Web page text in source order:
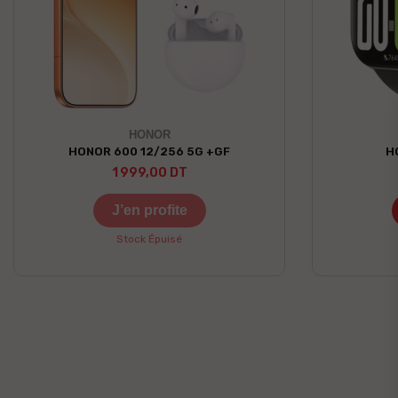
HONOR
HONOR 600 12/256 5G +GF
1 999,00 DT
J’en profite
Stock Épuisé